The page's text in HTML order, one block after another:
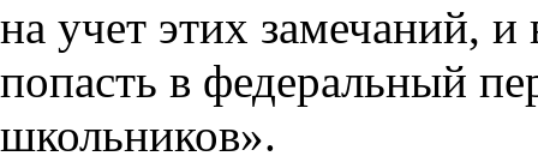
на учет этих замечаний,
попасть в федеральный
школьников».